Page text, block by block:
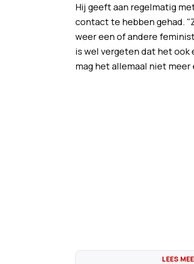
Hij geeft aan regelmatig
contact te hebben gehad.
weer een of andere
is wel vergeten dat het ook
mag het allemaal niet